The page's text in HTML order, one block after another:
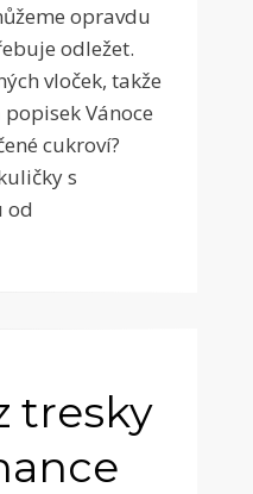
opravdu
odležet.
vloček, takže
Vánoce
cukroví?
s
od
tresky